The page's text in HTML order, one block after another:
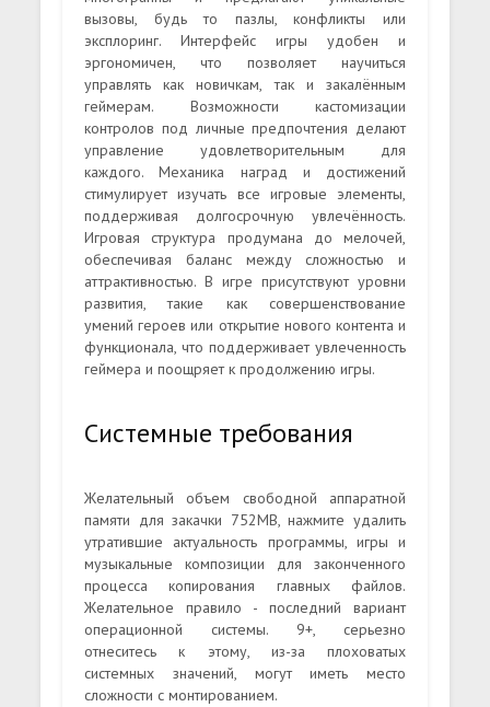
вызовы, будь то пазлы, конфликты или
эксплоринг. Интерфейс игры удобен и
эргономичен, что позволяет научиться
управлять как новичкам, так и закалённым
геймерам. Возможности кастомизации
контролов под личные предпочтения делают
управление удовлетворительным для
каждого. Механика наград и достижений
стимулирует изучать все игровые элементы,
поддерживая долгосрочную увлечённость.
Игровая структура продумана до мелочей,
обеспечивая баланс между сложностью и
аттрактивностью. В игре присутствуют уровни
развития, такие как совершенствование
умений героев или открытие нового контента и
функционала, что поддерживает увлеченность
геймера и поощряет к продолжению игры.
Системные требования
Желательный объем свободной аппаратной
памяти для закачки 752MB, нажмите удалить
утратившие актуальность программы, игры и
музыкальные композиции для законченного
процесса копирования главных файлов.
Желательное правило - последний вариант
операционной системы. 9+, серьезно
отнеситесь к этому, из-за плоховатых
системных значений, могут иметь место
сложности с монтированием.